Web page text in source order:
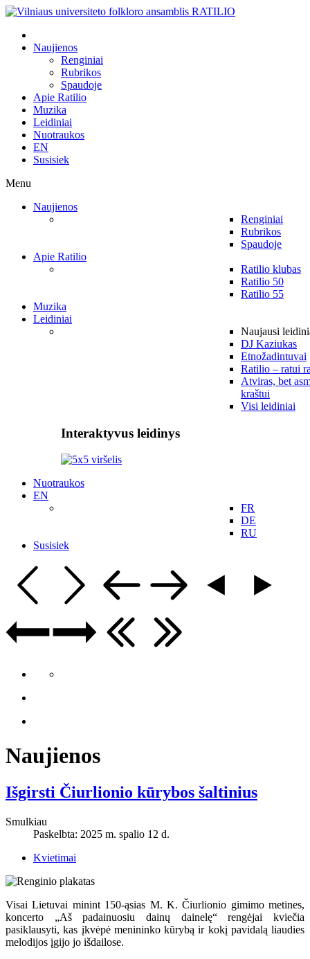
Naujienos
Renginiai
Rubrikos
Spaudoje
Apie Ratilio
Muzika
Leidiniai
Nuotraukos
EN
Susisiek
Menu
Naujienos
Renginiai
Rubrikos
Spaudoje
Apie Ratilio
Ratilio klubas
Ratilio 50
Ratilio 55
Muzika
Leidiniai
Naujausi
DJ Kaziukas
Etnožadintuvai
Ratilio – ratui
Atviras, bet
kraštui
Visi leidiniai
Interaktyvus leidinys
Nuotraukos
EN
FR
DE
RU
Susisiek
Naujienos
Išgirsti Čiurlionio kūrybos šaltinius
Smulkiau
Paskelbta: 2025 m. spalio 12 d.
Kvietimai
Visai Lietuvai minint 150-ąsias M. K. Čiurlionio gimimo metines,
koncerto „Aš padainuosiu dainų dainelę“ rengėjai kviečia
pasiklausyti, kas įkvėpė menininko kūrybą ir kokį pavidalą liaudies
melodijos įgijo jo išdailose.